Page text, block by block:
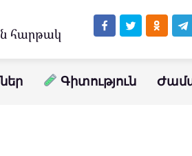
հարթակ
Գիտություն